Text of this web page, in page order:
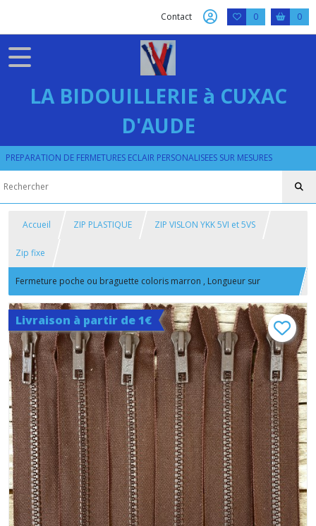
Contact 0 0
LA BIDOUILLERIE à CUXAC
D'AUDE
PREPARATION DE FERMETURES ECLAIR PERSONALISEES SUR MESURES
Accueil ZIP PLASTIQUE ZIP VISLON YKK 5VI et 5VS
Zip fixe
Fermeture poche ou braguette coloris marron , Longueur sur
mesure de 5 à 15 cm , ykk Vislon 6 mm 5VI
Livraison à partir de 1€